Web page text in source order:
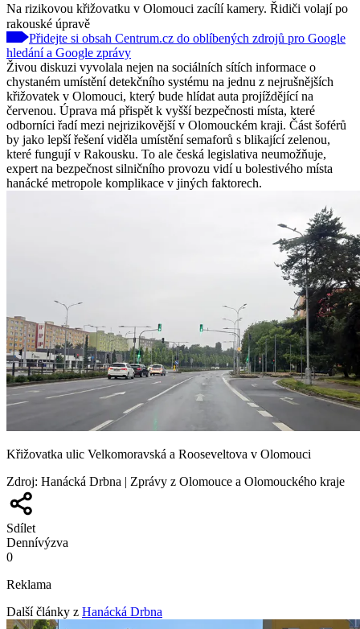
Na rizikovou křižovatku v Olomouci zacílí kamery. Řidiči volají po
rakouské úpravě
Přidejte si obsah Centrum.cz do oblíbených zdrojů pro Google
hledání a Google zprávy
Živou diskuzi vyvolala nejen na sociálních sítích informace o
chystaném umístění detekčního systému na jednu z nejrušnějších
křižovatek v Olomouci, který bude hlídat auta projíždějící na
červenou. Úprava má přispět k vyšší bezpečnosti místa, které
odborníci řadí mezi nejrizikovější v Olomouckém kraji. Část šoférů
by jako lepší řešení viděla umístění semaforů s blikající zelenou,
které fungují v Rakousku. To ale česká legislativa neumožňuje,
expert na bezpečnost silničního provozu vidí u bolestivého místa
hanácké metropole komplikace v jiných faktorech.
Křižovatka ulic Velkomoravská a Rooseveltova v Olomouci
Zdroj: Hanácká Drbna | Zprávy z Olomouce a Olomouckého kraje
Sdílet
Dennívýzva
0
Reklama
Další články z Hanácká Drbna